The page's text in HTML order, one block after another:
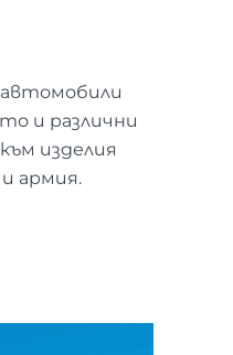
и различни
изделия
армия.